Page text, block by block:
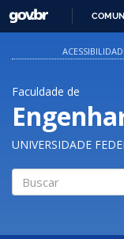
GOVBR
Faculdade de
UNIVERSIDADE